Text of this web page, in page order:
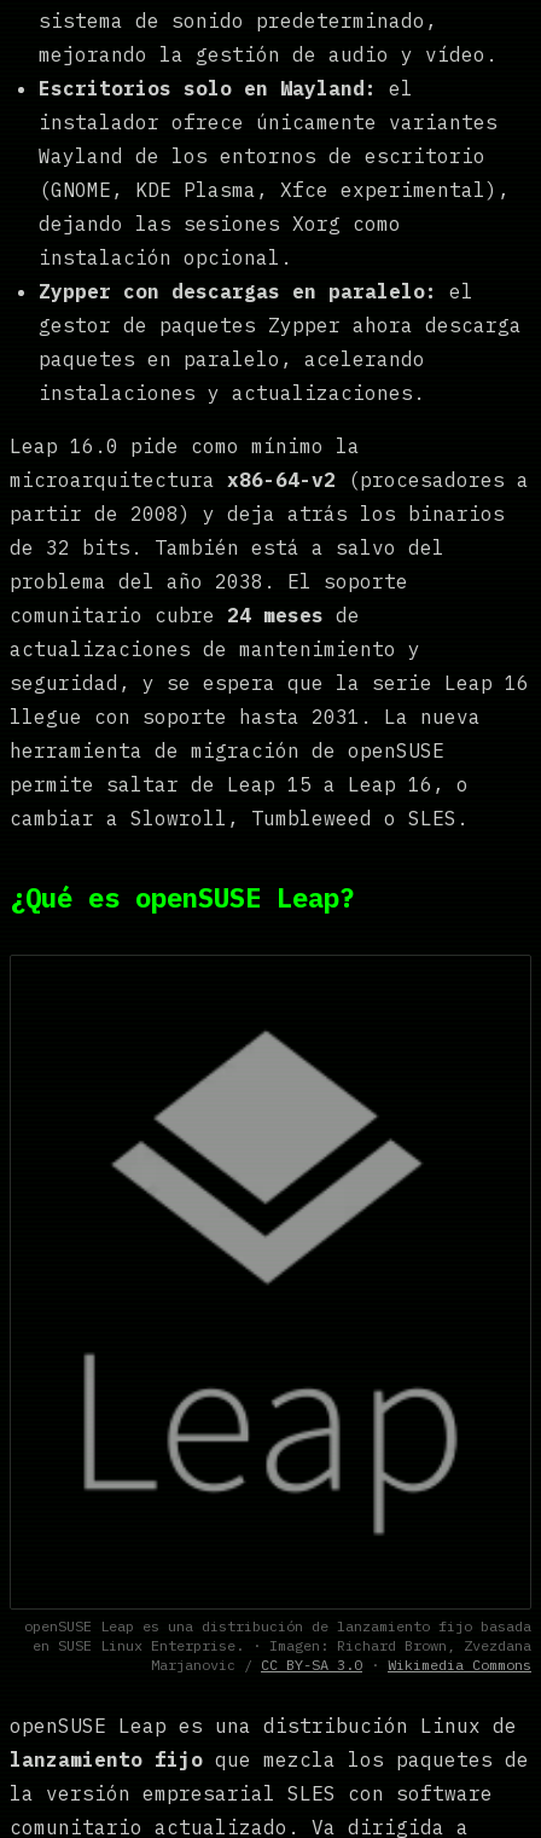
sistema de sonido predeterminado,
mejorando la gestión de audio y vídeo.
Escritorios solo en Wayland:
el
instalador ofrece únicamente variantes
Wayland de los entornos de escritorio
(GNOME, KDE Plasma, Xfce experimental),
dejando las sesiones Xorg como
instalación opcional.
Zypper con descargas en paralelo:
el
gestor de paquetes Zypper ahora descarga
paquetes en paralelo, acelerando
instalaciones y actualizaciones.
Leap 16.0 pide como mínimo la
microarquitectura x86-64-v2 (procesadores a
partir de 2008) y deja atrás los binarios
de 32 bits. También está a salvo del
problema del año 2038. El soporte
comunitario cubre 24 meses de
actualizaciones de mantenimiento y
seguridad, y se espera que la serie Leap 16
llegue con soporte hasta 2031. La nueva
herramienta de migración de openSUSE
permite saltar de Leap 15 a Leap 16, o
cambiar a Slowroll, Tumbleweed o SLES.
¿Qué es openSUSE Leap?
openSUSE Leap es una distribución de lanzamiento fijo basada
en SUSE Linux Enterprise. · Imagen: Richard Brown, Zvezdana
Marjanovic / CC BY-SA 3.0 · Wikimedia Commons
openSUSE Leap es una distribución Linux de
lanzamiento fijo que mezcla los paquetes de
la versión empresarial SLES con software
comunitario actualizado. Va dirigida a